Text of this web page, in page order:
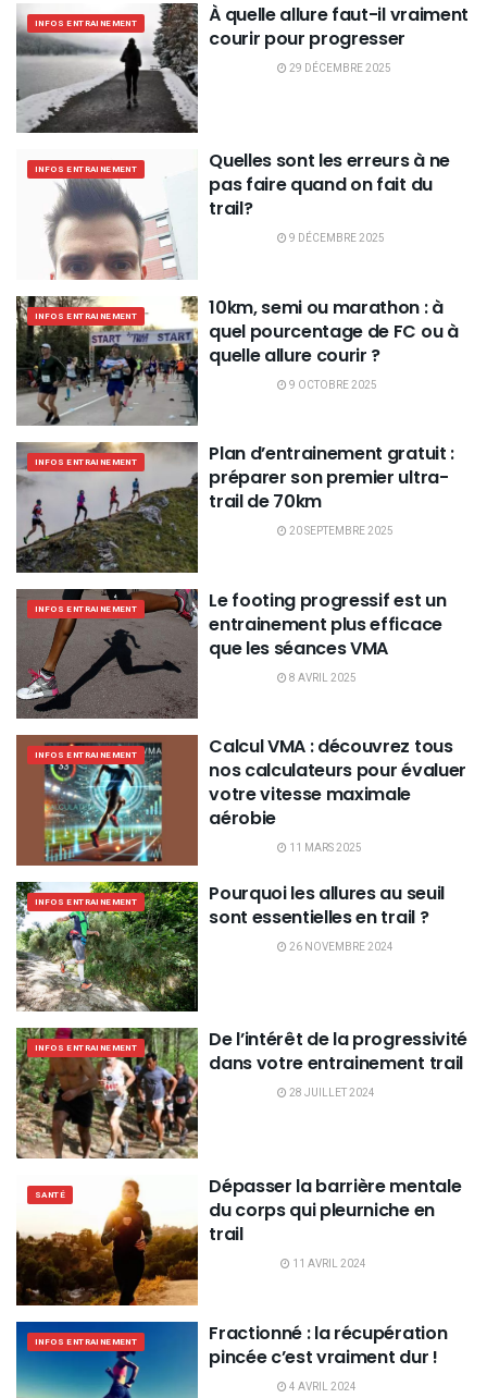
INFOS ENTRAINEMENT
À quelle allure faut-il vraiment
courir pour progresser
29 DÉCEMBRE 2025
INFOS ENTRAINEMENT
Quelles sont les erreurs à ne
pas faire quand on fait du
trail?
9 DÉCEMBRE 2025
INFOS ENTRAINEMENT
10km, semi ou marathon : à
quel pourcentage de FC ou à
quelle allure courir ?
9 OCTOBRE 2025
INFOS ENTRAINEMENT
Plan d’entrainement gratuit :
préparer son premier ultra-
trail de 70km
20 SEPTEMBRE 2025
INFOS ENTRAINEMENT
Le footing progressif est un
entrainement plus efficace
que les séances VMA
8 AVRIL 2025
INFOS ENTRAINEMENT
Calcul VMA : découvrez tous
nos calculateurs pour évaluer
votre vitesse maximale
aérobie
11 MARS 2025
INFOS ENTRAINEMENT
Pourquoi les allures au seuil
sont essentielles en trail ?
26 NOVEMBRE 2024
INFOS ENTRAINEMENT
De l’intérêt de la progressivité
dans votre entrainement trail
28 JUILLET 2024
SANTÉ
Dépasser la barrière mentale
du corps qui pleurniche en
trail
11 AVRIL 2024
INFOS ENTRAINEMENT
Fractionné : la récupération
pincée c’est vraiment dur !
4 AVRIL 2024